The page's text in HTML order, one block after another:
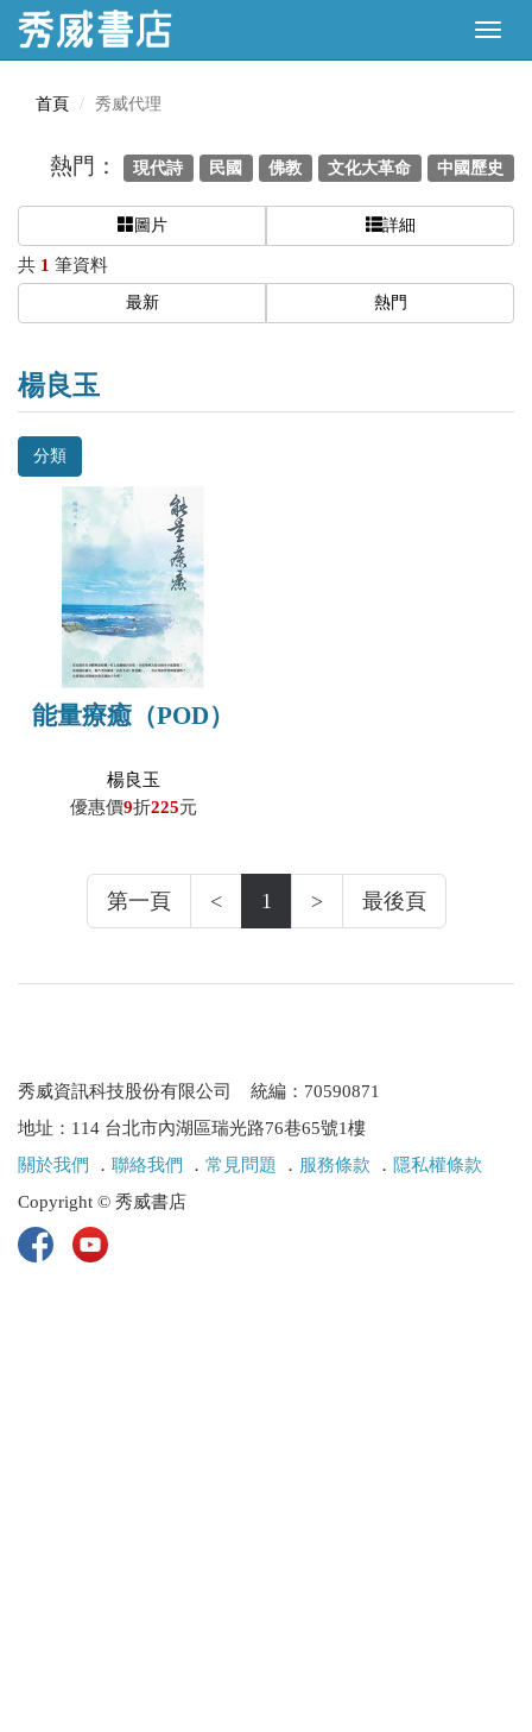
首頁 秀威代理
熱門： 現代詩 民國 佛教 文化大革命 中國歷史
圖片 詳細
共 1 筆資料
最新 熱門
楊良玉
分類
能量療癒（POD）
楊良玉
優惠價9折225元
第一頁 < 1 > 最後頁
秀威資訊科技股份有限公司 統編：70590871
地址：114 台北市內湖區瑞光路76巷65號1樓
關於我們
． 聯絡我們 ． 常見問題 ． 服務條款 ． 隱私權條款
Copyright © 秀威書店